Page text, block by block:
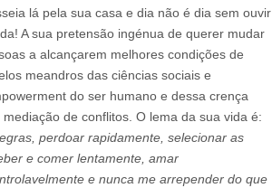
lá pela sua casa e dia não é dia sem ouvir
A sua pretensão ingénua de querer mudar
a alcançarem melhores condições de
meandros das ciências sociais e
do ser humano e dessa crença
de conflitos. O lema da sua vida é:
perdoar rapidamente, selecionar as
e comer lentamente, amar
e nunca me arrepender do que